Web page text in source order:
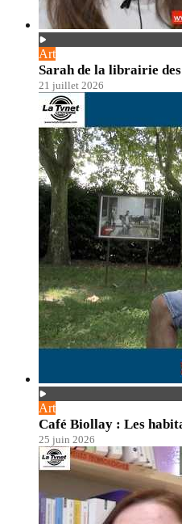
Art
Sarah de la librairie
21 juillet 2026
Art
Café Biollay : Les
25 juin 2026